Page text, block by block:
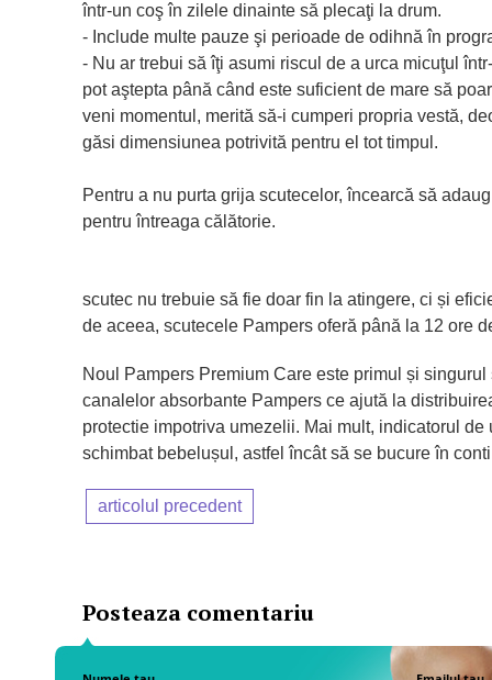
într-un coş în zilele dinainte să plecaţi la drum.
- Include multe pauze şi perioade de odihnă în
- Nu ar trebui să îţi asumi riscul de a urca micuţul
pot aştepta până când este suficient de mare să
veni momentul, merită să-i cumperi propria vestă,
găsi dimensiunea potrivită pentru el tot timpul.
Pentru a nu purta grija scutecelor, încearcă să
pentru întreaga călătorie.
scutec nu trebuie să fie doar fin la atingere, ci și
de aceea, scutecele Pampers oferă până la 12 ore
Noul Pampers Premium Care este primul și
canalelor absorbante Pampers ce ajută la
protectie impotriva umezelii. Mai mult, indicatorul
schimbat bebelușul, astfel încât să se bucure în
articolul precedent
Posteaza comentariu